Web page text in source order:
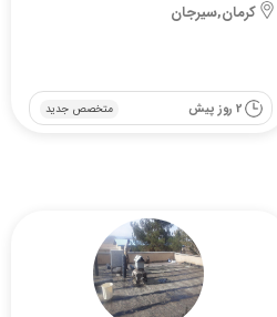
کرمان,سیرجان
متخصص جدید 2 روز پیش